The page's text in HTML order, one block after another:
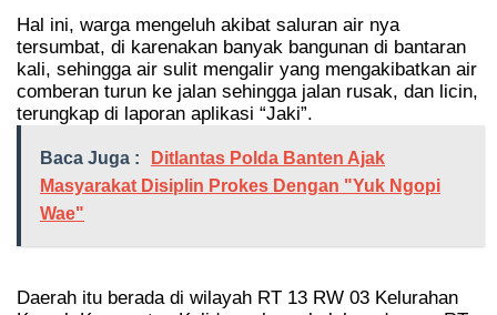
Hal ini, warga mengeluh akibat saluran air nya
tersumbat, di karenakan banyak bangunan di bantaran
kali, sehingga air sulit mengalir yang mengakibatkan air
comberan turun ke jalan sehingga jalan rusak, dan licin,
terungkap di laporan aplikasi “Jaki”.
Baca Juga :
Ditlantas Polda Banten Ajak
Masyarakat Disiplin Prokes Dengan "Yuk Ngopi
Wae"
Daerah itu berada di wilayah RT 13 RW 03 Kelurahan